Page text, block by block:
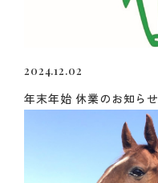
2024.12.02
年末年始 休業のお知らせ